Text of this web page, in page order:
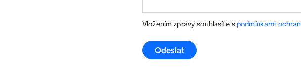
Vložením zprávy souhlasíte spodmínkami
Odeslat